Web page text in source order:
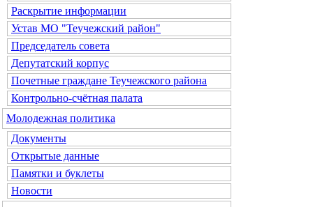
Раскрытие информации
Устав МО "Теучежский район"
Председатель совета
Депутатский корпус
Почетные граждане Теучежского района
Контрольно-счётная палата
Молодежная политика
Документы
Открытые данные
Памятки и буклеты
Новости